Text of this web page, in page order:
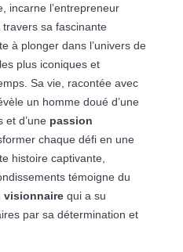
incarne l’entrepreneur
sa fascinante
à plonger dans l’univers de
plus iconiques et
Sa vie, racontée avec
un homme doué d’une
d’une passion
chaque défi en une
histoire captivante,
témoigne du
visionnairequi a su
par sa détermination et